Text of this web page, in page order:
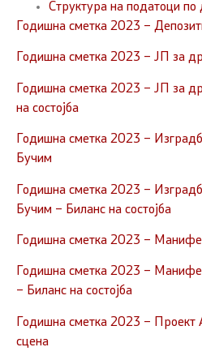
Структура на податоци по
Годишна сметка 2023 –
Годишна сметка 2023 – ЈП за
Годишна сметка 2023 – ЈП за
на состојба
Годишна сметка 2023 –
Бучим
Годишна сметка 2023 –
Бучим – Биланс на состојба
Годишна сметка 2023 –
Годишна сметка 2023 –
– Биланс на состојба
Годишна сметка 2023 – Проект
сцена